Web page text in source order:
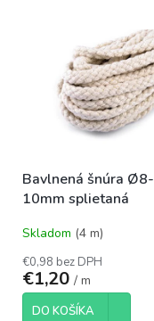
o
v
d
u
t
o
v
Bavlnená šnúra Ø8-
10mm splietaná
Skladom (4 m)
€0,98 bez DPH
€1,20 / m
DO KOŠÍKA